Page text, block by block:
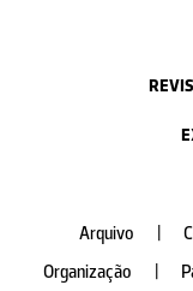
Arquivo
Organização